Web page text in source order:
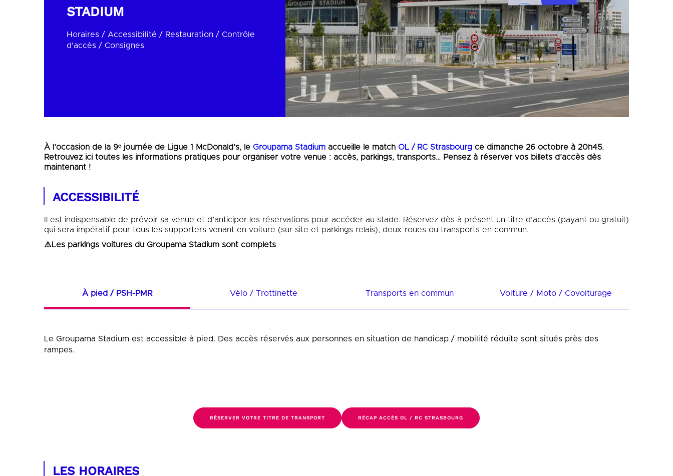
STADIUM
Horaires / Accessibilité / Restauration / Contrôle
d'accès / Consignes
À l’occasion de la 9ᵉ journée de Ligue 1 McDonald’s, le Groupama Stadium accueille le match OL / RC Strasbourg ce dimanche 26 octobre à 20h45.
Retrouvez ici toutes les informations pratiques pour organiser votre venue : accès, parkings, transports… Pensez à réserver vos billets d’accès dès
maintenant !
ACCESSIBILITÉ
Il est indispensable de prévoir sa venue et d’anticiper les réservations pour accéder au stade. Réservez dès à présent un titre d’accès (payant ou gratuit)
qui sera impératif pour tous les supporters venant en voiture (sur site et parkings relais), deux-roues ou transports en commun.
⚠️Les parkings voitures du Groupama Stadium sont complets
À pied / PSH-PMR Vélo / Trottinette Transports en commun Voiture / Moto / Covoiturage
Le Groupama Stadium est accessible à pied. Des accès réservés aux personnes en situation de handicap / mobilité réduite sont situés près des
rampes.
RÉSERVER VOTRE TITRE DE TRANSPORT RÉCAP ACCÈS OL / RC STRASBOURG
LES HORAIRES